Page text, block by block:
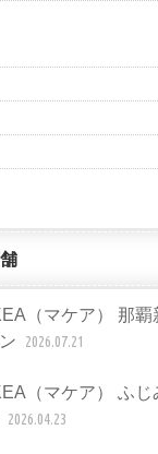
（マケア） 那覇
2026.07.21
（マケア） ふ
2026.04.23